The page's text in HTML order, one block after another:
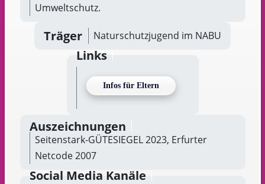
Umweltschutz.
Träger Naturschutzjugend im NABU
Links
Infos für Eltern
Auszeichnungen
Seitenstark-GÜTESIEGEL 2023, Erfurter
Netcode 2007
Social Media Kanäle